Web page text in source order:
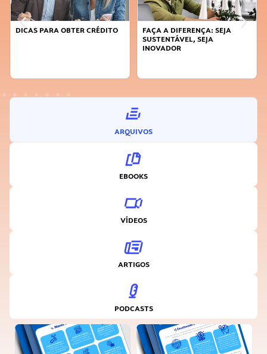
DICAS PARA OBTER CRÉDITO
FAÇA A DIFERENÇA: SEJA
SUSTENTÁVEL, SEJA
INOVADOR
ARQUIVOS
EBOOKS
VÍDEOS
ARTIGOS
PODCASTS